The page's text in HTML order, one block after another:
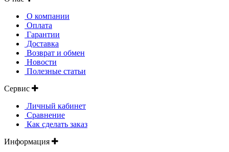
О компании
Оплата
Гарантии
Доставка
Возврат и обмен
Новости
Полезные статьи
Сервис
Личный кабинет
Сравнение
Как сделать заказ
Информация